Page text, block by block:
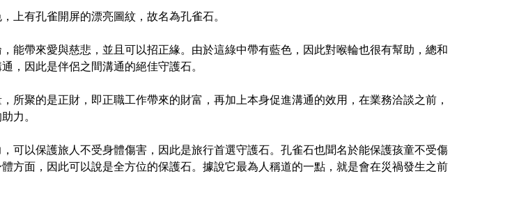
上有孔雀開屏的漂亮圖紋，故名為孔雀石。
能帶來愛與慈悲，並且可以招正緣。由於這綠中帶有藍色，因此對喉輪也很有幫助，總和
，因此是伴侶之間溝通的絕佳守護石。
所聚的是正財，即正職工作帶來的財富，再加上本身促進溝通的效用，在業務洽談之前，
力。
可以保護旅人不受身體傷害，因此是旅行首選守護石。孔雀石也聞名於能保護孩童不受傷
方面，因此可以說是全方位的保護石。據說它最為人稱道的一點，就是會在災禍發生之前